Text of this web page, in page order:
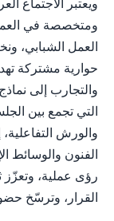
ويعتبر الاجتماع
ومتخصصة في
العمل الشبابي،
حوارية مشتركة
والتجارب إلى
التي تجمع بين
والورش
الفنون والوسائط
رؤى عملية،
القرار، وترسّخ